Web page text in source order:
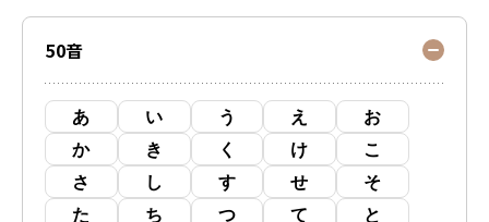
50音
あ い う え
お
か
き く け
こ
さ
し す せ
そ
た
ち つ て
と